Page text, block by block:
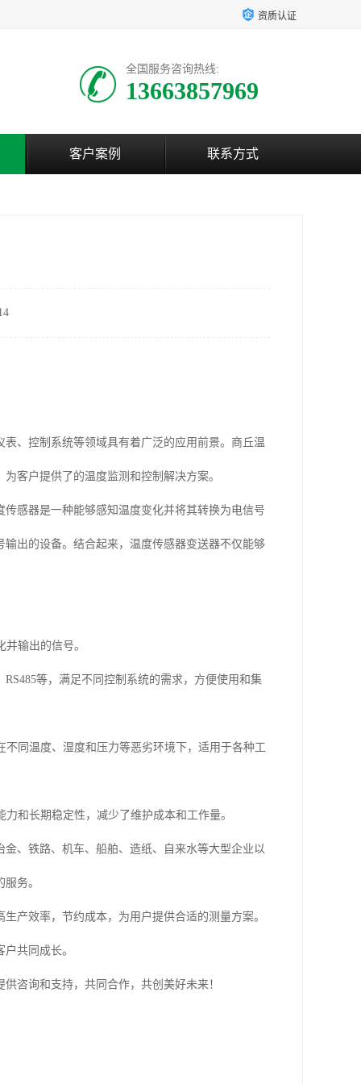
资质认证
全国服务咨询热线:
13663857969
客户案例 联系方式
、控制系统等领域具有着广泛的应用前景。商丘温
客户提供了的温度监测和控制解决方案。
感器是一种能够感知温度变化并将其转换为电信号
出的设备。结合起来，温度传感器变送器不仅能够
输出的信号。
等，满足不同控制系统的需求，方便使用和集
同温度、湿度和压力等恶劣环境下，适用于各种工
和长期稳定性，减少了维护成本和工作量。
、铁路、机车、船舶、造纸、自来水等大型企业以
务。
产效率，节约成本，为用户提供合适的测量方案。
共同成长。
咨询和支持，共同合作，共创美好未来！